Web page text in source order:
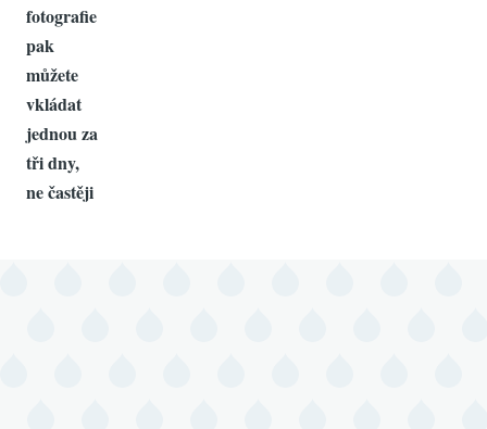
fotografie
pak
můžete
vkládat
jednou za
tři dny,
ne častěji